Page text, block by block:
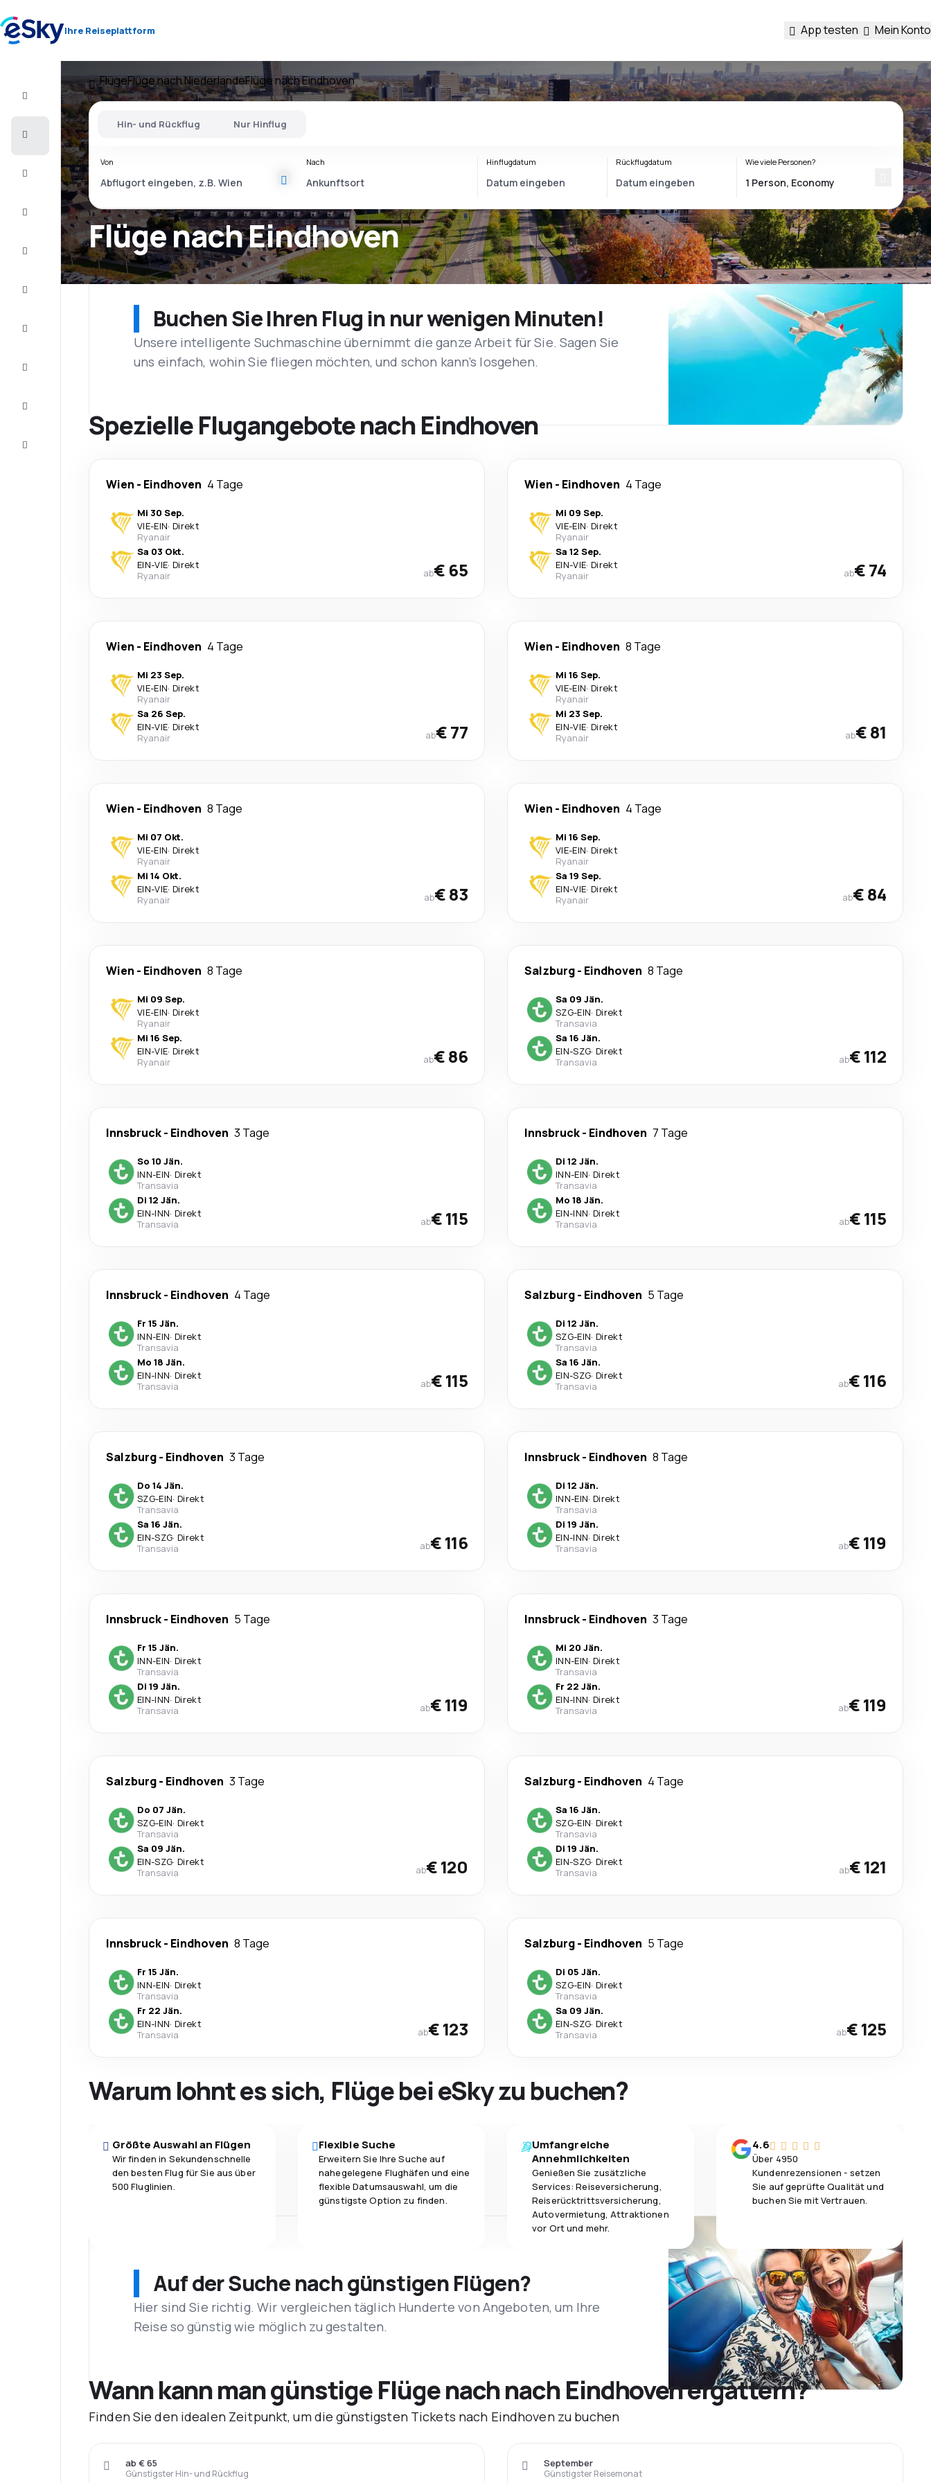
Ihre Reiseplattform App testen Mein Konto
Flug+Hotel
Kurzurlaub
FlügeFlüge nach NiederlandeFlüge nach Eindhoven
Flüge nach Eindhoven
Hin- und Rückflug Nur Hinflug
Von Nach Hinflugdatum Rückflugdatum Wie viele Personen?
Buchen Sie Ihren Flug in nur wenigen Minuten!
Unsere intelligente Suchmaschine übernimmt die ganze Arbeit für Sie. Sagen Sie
uns einfach, wohin Sie fliegen möchten, und schon kann’s losgehen.
Spezielle Flugangebote nach Eindhoven
Wien - Eindhoven 4 Tage
Mi 30 Sep.
VIE-EIN· Direkt
Ryanair
Sa 03 Okt.
EIN-VIE· Direkt
Ryanair
ab€ 65
Wien - Eindhoven 4 Tage
Mi 09 Sep.
VIE-EIN· Direkt
Ryanair
Sa 12 Sep.
EIN-VIE· Direkt
Ryanair
ab€ 74
Wien - Eindhoven 4 Tage
Mi 23 Sep.
VIE-EIN· Direkt
Ryanair
Sa 26 Sep.
EIN-VIE· Direkt
Ryanair
ab€ 77
Wien - Eindhoven 8 Tage
Mi 16 Sep.
VIE-EIN· Direkt
Ryanair
Mi 23 Sep.
EIN-VIE· Direkt
Ryanair
ab€ 81
Wien - Eindhoven 8 Tage
Mi 07 Okt.
VIE-EIN· Direkt
Ryanair
Mi 14 Okt.
EIN-VIE· Direkt
Ryanair
ab€ 83
Wien - Eindhoven 4 Tage
Mi 16 Sep.
VIE-EIN· Direkt
Ryanair
Sa 19 Sep.
EIN-VIE· Direkt
Ryanair
ab€ 84
Wien - Eindhoven 8 Tage
Mi 09 Sep.
VIE-EIN· Direkt
Ryanair
Mi 16 Sep.
EIN-VIE· Direkt
Ryanair
ab€ 86
Salzburg- Eindhoven 8 Tage
Sa 09 Jän.
SZG-EIN· Direkt
Transavia
Sa 16 Jän.
EIN-SZG· Direkt
Transavia
ab€ 112
Innsbruck- Eindhoven 3 Tage
So 10 Jän.
INN-EIN· Direkt
Transavia
Di 12 Jän.
EIN-INN· Direkt
Transavia
ab€ 115
Innsbruck- Eindhoven 7 Tage
Di 12 Jän.
INN-EIN· Direkt
Transavia
Mo 18 Jän.
EIN-INN· Direkt
Transavia
ab€ 115
Innsbruck- Eindhoven 4 Tage
Fr 15 Jän.
INN-EIN· Direkt
Transavia
Mo 18 Jän.
EIN-INN· Direkt
Transavia
ab€ 115
Salzburg- Eindhoven 5 Tage
Di 12 Jän.
SZG-EIN· Direkt
Transavia
Sa 16 Jän.
EIN-SZG· Direkt
Transavia
ab€ 116
Salzburg- Eindhoven 3 Tage
Do 14 Jän.
SZG-EIN· Direkt
Transavia
Sa 16 Jän.
EIN-SZG· Direkt
Transavia
ab€ 116
Innsbruck- Eindhoven 8 Tage
Di 12 Jän.
INN-EIN· Direkt
Transavia
Di 19 Jän.
EIN-INN· Direkt
Transavia
ab€ 119
Innsbruck- Eindhoven 5 Tage
Fr 15 Jän.
INN-EIN· Direkt
Transavia
Di 19 Jän.
EIN-INN· Direkt
Transavia
ab€ 119
Innsbruck- Eindhoven 3 Tage
Mi 20 Jän.
INN-EIN· Direkt
Transavia
Fr 22 Jän.
EIN-INN· Direkt
Transavia
ab€ 119
Salzburg- Eindhoven 3 Tage
Do 07 Jän.
SZG-EIN· Direkt
Transavia
Sa 09 Jän.
EIN-SZG· Direkt
Transavia
ab€ 120
Salzburg- Eindhoven 4 Tage
Sa 16 Jän.
SZG-EIN· Direkt
Transavia
Di 19 Jän.
EIN-SZG· Direkt
Transavia
ab€ 121
Innsbruck- Eindhoven 8 Tage
Fr 15 Jän.
INN-EIN· Direkt
Transavia
Fr 22 Jän.
EIN-INN· Direkt
Transavia
ab€ 123
Salzburg- Eindhoven 5 Tage
Di 05 Jän.
SZG-EIN· Direkt
Transavia
Sa 09 Jän.
EIN-SZG· Direkt
Transavia
ab€ 125
Warum lohnt es sich, Flüge bei eSky zu buchen?
Größte Auswahl an Flügen
Wir finden in Sekundenschnelle
den besten Flug für Sie aus über
500 Fluglinien.
Flexible Suche
Erweitern Sie Ihre Suche auf
nahegelegene Flughäfen und eine
flexible Datumsauswahl, um die
günstigste Option zu finden.
Umfangreiche
Annehmlichkeiten
Genießen Sie zusätzliche
Services: Reiseversicherung,
Reiserücktrittsversicherung,
Autovermietung, Attraktionen
vor Ort und mehr.
4.6
Über 4950
Kundenrezensionen - setzen
Sie auf geprüfte Qualität und
buchen Sie mit Vertrauen.
Auf der Suche nach günstigen Flügen?
Hier sind Sie richtig. Wir vergleichen täglich Hunderte von Angeboten, um Ihre
Reise so günstig wie möglich zu gestalten.
Wann kann man günstige Flüge nach nach Eindhoven ergattern?
Finden Sie den idealen Zeitpunkt, um die günstigsten Tickets nach Eindhoven zu buchen
Günstigster Hin- und Rückflug
ab € 65
Günstigster Reisemonat
September